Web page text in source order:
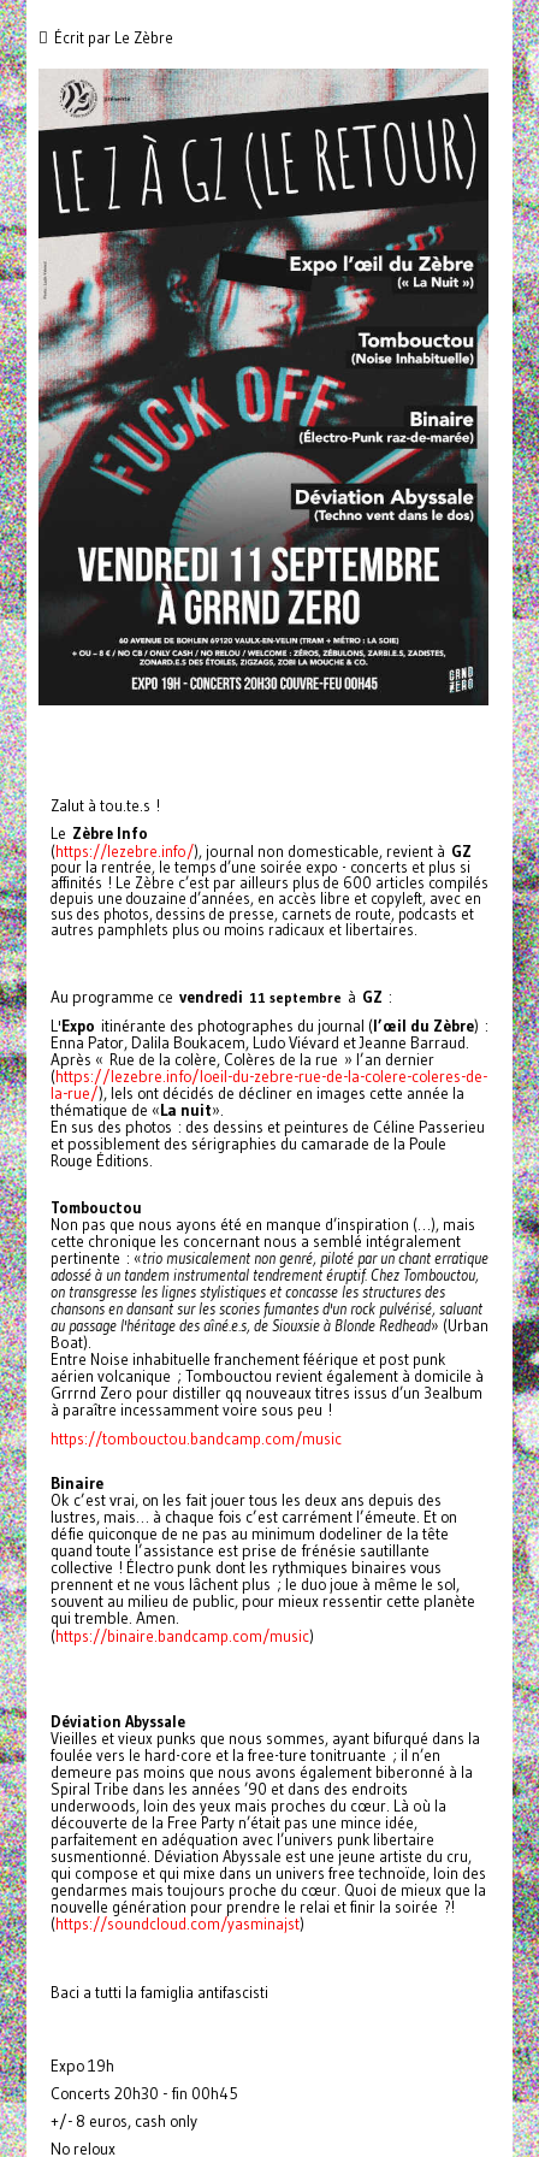
Écrit par Le Zèbre
Zalut à tou.te.s !
Le Zèbre Info
(https://lezebre.info/), journal non domesticable, revient à GZ
pour la rentrée, le temps d’une soirée expo - concerts et plus si
affinités ! Le Zèbre c’est par ailleurs plus de 600 articles compilés
depuis une douzaine d’années, en accès libre et copyleft, avec en
sus des photos, dessins de presse, carnets de route, podcasts et
autres pamphlets plus ou moins radicaux et libertaires.
Au programme ce vendredi 11 septembre à GZ :
L'Expo itinérante des photographes du journal (l’œil du Zèbre) :
Enna Pator, Dalila Boukacem, Ludo Viévard et Jeanne Barraud.
Après « Rue de la colère, Colères de la rue » l’an dernier
(https://lezebre.info/loeil-du-zebre-rue-de-la-colere-coleres-de-
la-rue/), Iels ont décidés de décliner en images cette année la
thématique de «La nuit».
En sus des photos : des dessins et peintures de Céline Passerieu
et possiblement des sérigraphies du camarade de la Poule
Rouge Éditions.
Tombouctou
Non pas que nous ayons été en manque d’inspiration (…), mais
cette chronique les concernant nous a semblé intégralement
pertinente : «trio musicalement non genré, piloté par un chant erratique
adossé à un tandem instrumental tendrement éruptif. Chez Tombouctou,
on transgresse les lignes stylistiques et concasse les structures des
chansons en dansant sur les scories fumantes d'un rock pulvérisé, saluant
au passage l'héritage des aîné.e.s, de Siouxsie à Blonde Redhead» (Urban
Boat).
Entre Noise inhabituelle franchement féérique et post punk
aérien volcanique ; Tombouctou revient également à domicile à
Grrrnd Zero pour distiller qq nouveaux titres issus d’un 3ealbum
à paraître incessamment voire sous peu !
https://tombouctou.bandcamp.com/music
Binaire
Ok c’est vrai, on les fait jouer tous les deux ans depuis des
lustres, mais… à chaque fois c’est carrément l’émeute. Et on
défie quiconque de ne pas au minimum dodeliner de la tête
quand toute l’assistance est prise de frénésie sautillante
collective ! Électro punk dont les rythmiques binaires vous
prennent et ne vous lâchent plus ; le duo joue à même le sol,
souvent au milieu de public, pour mieux ressentir cette planète
qui tremble. Amen.
(https://binaire.bandcamp.com/music)
Déviation Abyssale
Vieilles et vieux punks que nous sommes, ayant bifurqué dans la
foulée vers le hard-core et la free-ture tonitruante ; il n’en
demeure pas moins que nous avons également biberonné à la
Spiral Tribe dans les années ’90 et dans des endroits
underwoods, loin des yeux mais proches du cœur. Là où la
découverte de la Free Party n’était pas une mince idée,
parfaitement en adéquation avec l’univers punk libertaire
susmentionné. Déviation Abyssale est une jeune artiste du cru,
qui compose et qui mixe dans un univers free technoïde, loin des
gendarmes mais toujours proche du cœur. Quoi de mieux que la
nouvelle génération pour prendre le relai et finir la soirée ?!
(https://soundcloud.com/yasminajst)
Baci a tutti la famiglia antifascisti
Expo 19h
Concerts 20h30 - fin 00h45
+/- 8 euros, cash only
No reloux